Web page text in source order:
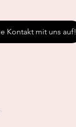
Kontakt mit uns auf!